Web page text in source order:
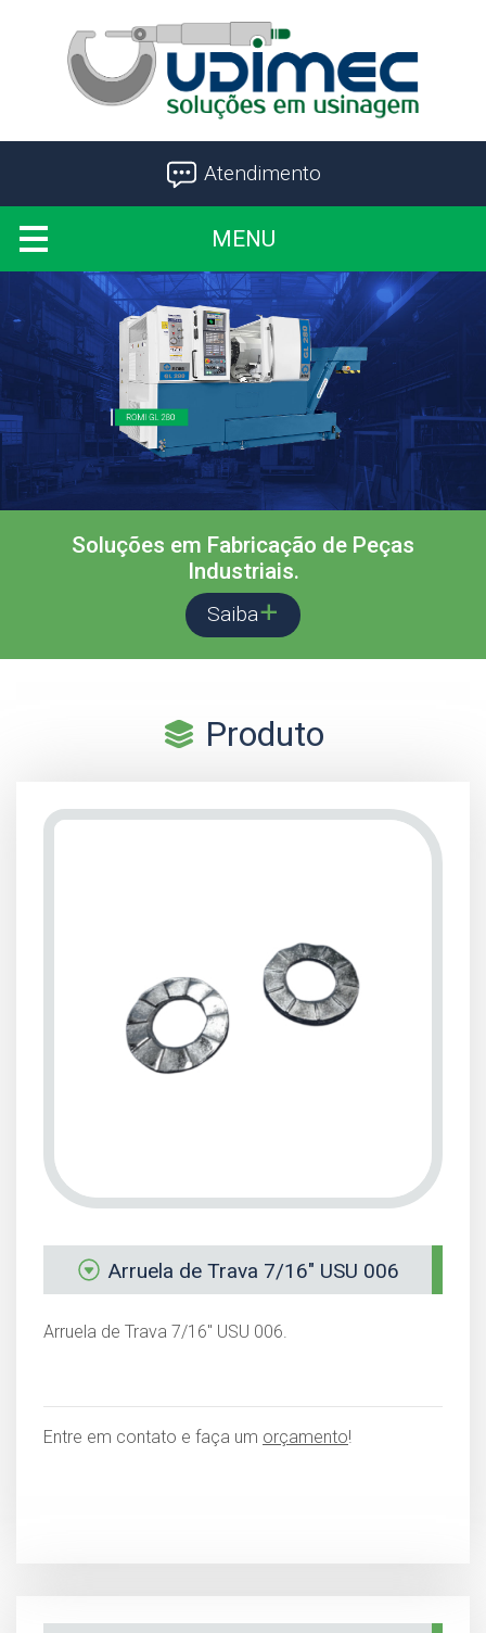
Atendimento
MENU
Soluções em Fabricação de Peças
Industriais.
Saiba
Produto
Arruela de Trava 7/16" USU 006
Arruela de Trava 7/16" USU 006.
Entre em contato e faça um orçamento!